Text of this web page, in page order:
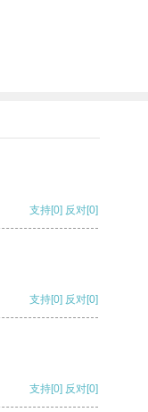
支持[0] 反对[0]
支持[0] 反对[0]
支持[0] 反对[0]